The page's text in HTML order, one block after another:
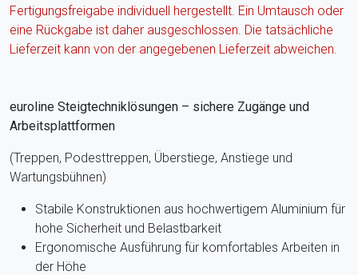
Fertigungsfreigabe individuell hergestellt. Ein Umtausch oder
eine Rückgabe ist daher ausgeschlossen. Die tatsächliche
Lieferzeit kann von der angegebenen Lieferzeit abweichen.
euroline Steigtechniklösungen – sichere Zugänge und
Arbeitsplattformen
(Treppen, Podesttreppen, Überstiege, Anstiege und
Wartungsbühnen)
Stabile Konstruktionen aus hochwertigem Aluminium für
hohe Sicherheit und Belastbarkeit
Ergonomische Ausführung für komfortables Arbeiten in
der Höhe